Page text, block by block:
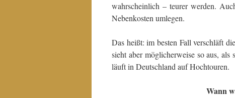
wahrscheinlich – teurer werden.
Nebenkosten umlegen.
Das heißt: im besten Fall verschläft
sieht aber möglicherweise so aus,
läuft in Deutschland auf Hochtouren.
Wann